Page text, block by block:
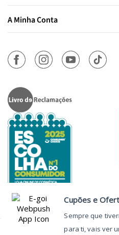
A Minha Conta